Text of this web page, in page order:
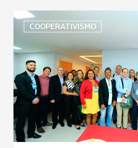
COOPERATIVISMO
Uniodonto
Goiânia
a
primeira
cooperativa
do
estado
a
receber